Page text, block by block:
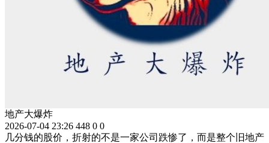
地产大爆炸
2026-07-04 23:26 448 0 0
几分钱的股价，折射的不是一家公司跌惨了，而是整个旧地产